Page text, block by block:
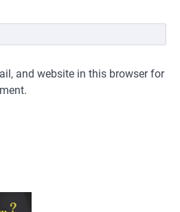
and website in this browser for